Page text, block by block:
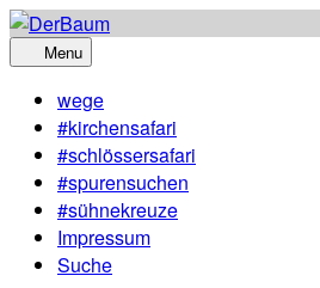
Skip
to
Menu
wege
#kirchensafari
#schlössersafari
#spurensuchen
#sühnekreuze
Impressum
Suche